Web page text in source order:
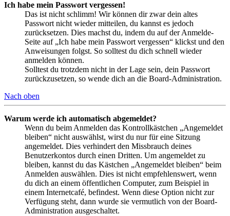
Ich habe mein Passwort vergessen!
Das ist nicht schlimm! Wir können dir zwar dein altes
Passwort nicht wieder mitteilen, du kannst es jedoch
zurücksetzen. Dies machst du, indem du auf der Anmelde-
Seite auf „Ich habe mein Passwort vergessen“ klickst und den
Anweisungen folgst. So solltest du dich schnell wieder
anmelden können.
Solltest du trotzdem nicht in der Lage sein, dein Passwort
zurückzusetzen, so wende dich an die Board-Administration.
Nach oben
Warum werde ich automatisch abgemeldet?
Wenn du beim Anmelden das Kontrollkästchen „Angemeldet
bleiben“ nicht auswählst, wirst du nur für eine Sitzung
angemeldet. Dies verhindert den Missbrauch deines
Benutzerkontos durch einen Dritten. Um angemeldet zu
bleiben, kannst du das Kästchen „Angemeldet bleiben“ beim
Anmelden auswählen. Dies ist nicht empfehlenswert, wenn
du dich an einem öffentlichen Computer, zum Beispiel in
einem Internetcafé, befindest. Wenn diese Option nicht zur
Verfügung steht, dann wurde sie vermutlich von der Board-
Administration ausgeschaltet.